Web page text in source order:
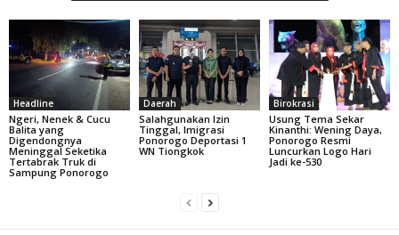
Headline
Ngeri, Nenek & Cucu
Balita yang
Digendongnya
Meninggal Seketika
Tertabrak Truk di
Sampung Ponorogo
Daerah
Salahgunakan Izin
Tinggal, Imigrasi
Ponorogo Deportasi 1
WN Tiongkok
Birokrasi
Usung Tema Sekar
Kinanthi: Wening Daya,
Ponorogo Resmi
Luncurkan Logo Hari
Jadi ke-530